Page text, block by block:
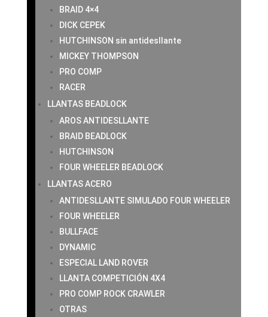
BRAID 4×4
DICK CEPEK
HUTCHINSON sin antidesllante
MICKEY THOMPSON
PRO COMP
RACER
LLANTAS BEADLOCK
AROS ANTIDESLLANTE
BRAID BEADLOCK
HUTCHINSON
FOUR WHEELER BEADLOCK
LLANTAS ACERO
ANTIDESLLANTE SIMULADO FOUR WHEELER
FOUR WHEELER
BULLFACE
DYNAMIC
ESPECIAL LAND ROVER
LLANTA COMPETICIÓN 4X4
PRO COMP ROCK CRAWLER
OTRAS